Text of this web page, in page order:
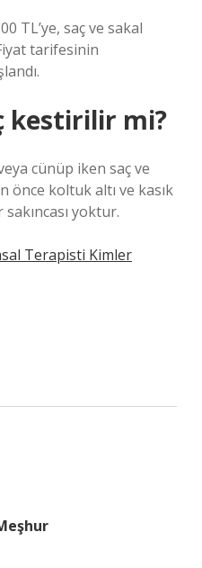
TL’ye, saç ve sakal
tarifesinin
kestirilir mi?
cünüp iken saç ve
önce koltuk altı ve kasık
yoktur.
Terapisti Kimler